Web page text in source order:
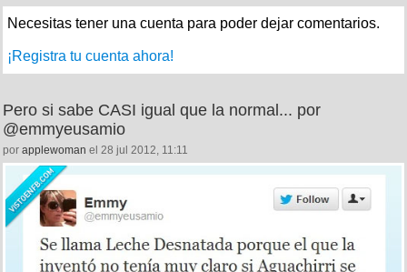
Necesitas tener una cuenta para poder dejar comentarios.
¡Registra tu cuenta ahora!
Pero si sabe CASI igual que la normal... por
@emmyeusamio
por applewoman el 28 jul 2012, 11:11